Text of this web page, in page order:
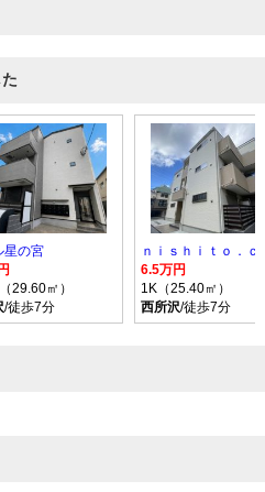
星の宮
29.60㎡）
/徒歩7分
ｎｉｓｈｉｔｏ．ｃ
6.5万円
1K（25.40㎡）
西所沢/徒歩7分